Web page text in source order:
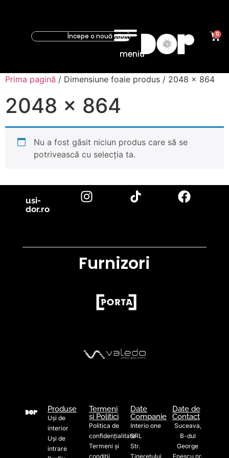
meniu
0
Prima pagină / Dimensiune foaie produs / 2048 x 864
2048 x 864
Nu a fost găsit niciun produs care să se
potrivească cu selecția ta.
usi-
dor.ro
Furnizori
Produse
Uși de
interior
Uși de
intrare
Termeni
și Politici
Politica de
confidențialitate
Termeni și
condiții
Date
Companie
Interio one
SRL
Str.
Tineretului
Date de
Contact
Suceava,
B-dul
George
Enescu nr.